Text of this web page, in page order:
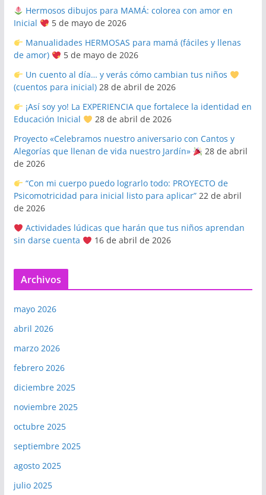
Hermosos dibujos para MAMÁ: colorea con amor en
Inicial
5 de mayo de 2026
Manualidades HERMOSAS para mamá (fáciles y llenas
de amor)
5 de mayo de 2026
Un cuento al día… y verás cómo cambian tus niños
(cuentos para inicial) 28 de abril de 2026
¡Así soy yo! La EXPERIENCIA que fortalece la identidad en
Educación Inicial
28 de abril de 2026
Proyecto «Celebramos nuestro aniversario con Cantos y
Alegorías que llenan de vida nuestro Jardín»
28 de abril
de 2026
“Con mi cuerpo puedo lograrlo todo: PROYECTO de
Psicomotricidad para inicial listo para aplicar” 22 de abril
de 2026
Actividades lúdicas que harán que tus niños aprendan
sin darse cuenta
16 de abril de 2026
Archivos
mayo 2026
abril 2026
marzo 2026
febrero 2026
diciembre 2025
noviembre 2025
octubre 2025
septiembre 2025
agosto 2025
julio 2025